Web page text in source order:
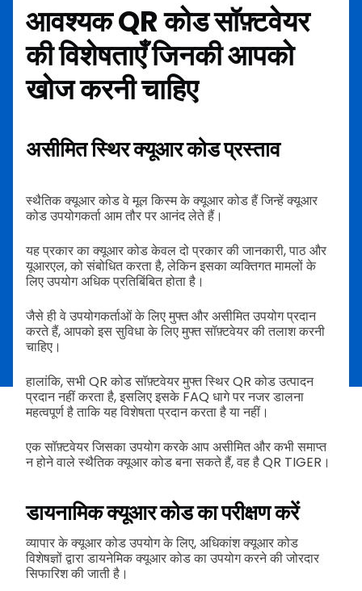
आवश्यक QR कोड सॉफ़्टवेयर
की विशेषताएँ जिनकी आपको
खोज करनी चाहिए
असीमित स्थिर क्यूआर कोड प्रस्ताव
स्थैतिक क्यूआर कोड वे मूल किस्म के क्यूआर कोड हैं जिन्हें क्यूआर
कोड उपयोगकर्ता आम तौर पर आनंद लेते हैं।
यह प्रकार का क्यूआर कोड केवल दो प्रकार की जानकारी, पाठ और
यूआरएल, को संबोधित करता है, लेकिन इसका व्यक्तिगत मामलों के
लिए उपयोग अधिक प्रतिबिंबित होता है।
जैसे ही वे उपयोगकर्ताओं के लिए मुफ्त और असीमित उपयोग प्रदान
करते हैं, आपको इस सुविधा के लिए मुफ्त सॉफ़्टवेयर की तलाश करनी
चाहिए।
हालांकि, सभी QR कोड सॉफ़्टवेयर मुफ्त स्थिर QR कोड उत्पादन
प्रदान नहीं करता है, इसलिए इसके FAQ धागे पर नजर डालना
महत्वपूर्ण है ताकि यह विशेषता प्रदान करता है या नहीं।
एक सॉफ़्टवेयर जिसका उपयोग करके आप असीमित और कभी समाप्त
न होने वाले स्थैतिक क्यूआर कोड बना सकते हैं, वह है QR TIGER।
डायनामिक क्यूआर कोड का परीक्षण करें
व्यापार के क्यूआर कोड उपयोग के लिए, अधिकांश क्यूआर कोड
विशेषज्ञों द्वारा डायनेमिक क्यूआर कोड का उपयोग करने की जोरदार
सिफारिश की जाती है।